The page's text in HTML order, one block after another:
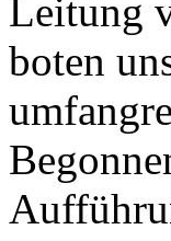
Leitung
boten